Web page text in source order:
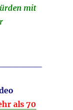
mit
als 70